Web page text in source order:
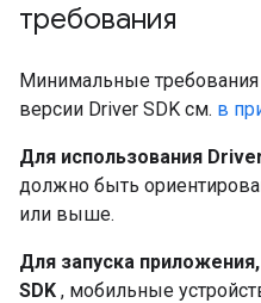
требования
Минимальные
версии Driver SDK см. в
Для использования
должно быть
или выше.
Для запуска
SDK , мобильные